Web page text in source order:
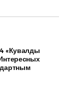
«Кувалды